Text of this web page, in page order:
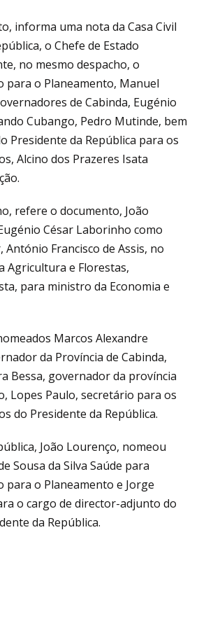
informa uma nota da Casa Civil
o Chefe de Estado
no mesmo despacho, o
para o Planeamento, Manuel
de Cabinda, Eugénio
Cubango, Pedro Mutinde, bem
Presidente da República para os
Alcino dos Prazeres Isata
refere o documento, João
César Laborinho como
Francisco de Assis, no
Agricultura e Florestas,
para ministro da Economia e
Marcos Alexandre
da Província de Cabinda,
Bessa, governador da província
Lopes Paulo, secretário para os
do Presidente da República.
João Lourenço, nomeou
Sousa da Silva Saúde para
para o Planeamento e Jorge
o cargo de director-adjunto do
da República.